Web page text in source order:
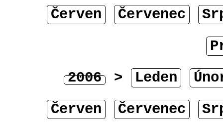
Červen
Červenec
2006 > Leden
Červen
Červenec